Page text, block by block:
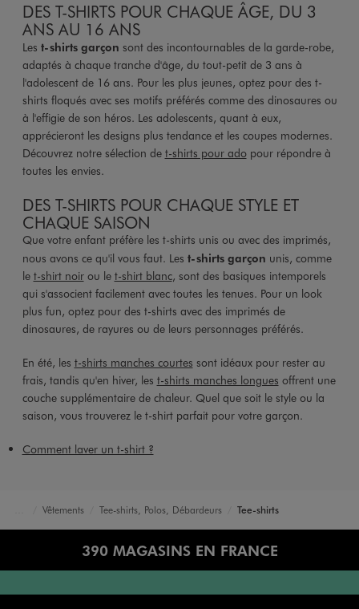
DES T-SHIRTS POUR CHAQUE ÂGE, DU 3
ANS AU 16 ANS
Les t-shirts garçon sont des incontournables de la garde-robe,
adaptés à chaque tranche d'âge, du tout-petit de 3 ans à
l'adolescent de 16 ans. Pour les plus jeunes, optez pour des t-
shirts floqués avec ses motifs préférés comme des dinosaures ou
à l'effigie de son héros. Les adolescents, quant à eux,
apprécieront les designs plus tendance et les coupes modernes.
Découvrez notre sélection de t-shirts pour adopour répondre à
toutes les envies.
DES T-SHIRTS POUR CHAQUE STYLE ET
CHAQUE SAISON
Que votre enfant préfère les t-shirts unis ou avec des imprimés,
nous avons ce qu'il vous faut. Les t-shirts garçon unis, comme
le t-shirt noirou le t-shirt blanc, sont des basiques intemporels
qui s'associent facilement avec toutes les tenues. Pour un look
plus fun, optez pour des t-shirts avec des imprimés de
dinosaures, de rayures ou de leurs personnages préférés.
En été, les t-shirts manches courtes sont idéaux pour rester au
frais, tandis qu'en hiver, les t-shirts manches longues offrent une
couche supplémentaire de chaleur. Quel que soit le style ou la
saison, vous trouverez le t-shirt parfait pour votre garçon.
Comment laver un t-shirt ?
Vêtements Tee-shirts, Polos, Débardeurs Tee-shirts
390 MAGASINS EN FRANCE